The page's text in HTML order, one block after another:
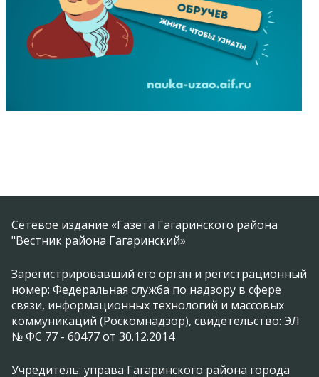
Сетевое издание «Газета Гагаринского района
"Вестник района Гагаринский»
Зарегистрировавший его орган и регистрационный
номер: Федеральная служба по надзору в сфере
связи, информационных технологий и массовых
коммуникаций (Роскомнадзор), свидетельство: ЭЛ
№ ФС 77 - 60477 от 30.12.2014
Учредитель: управа Гагаринского района города